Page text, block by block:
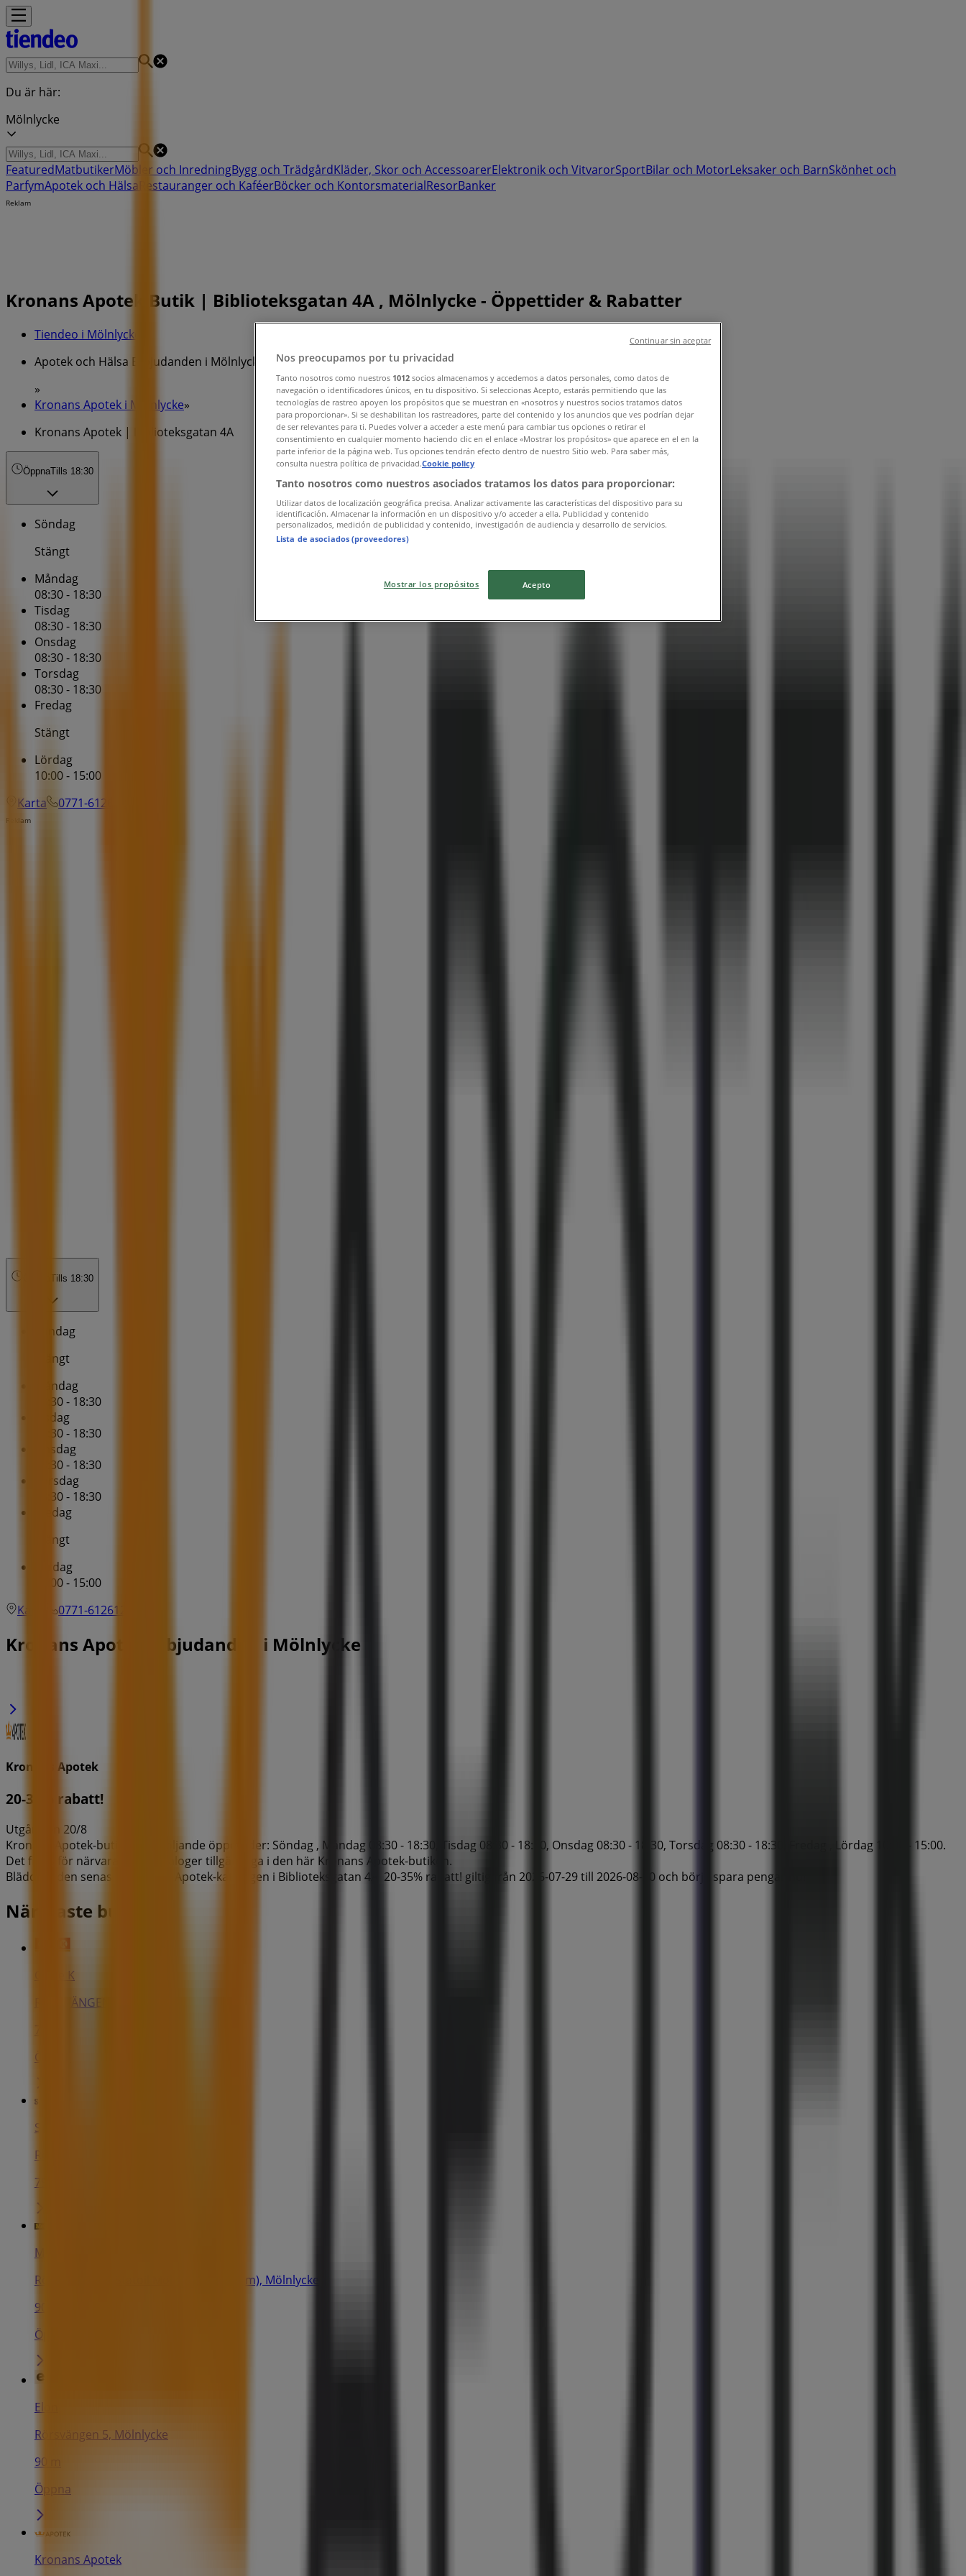
Du är här:
Mölnlycke
FeaturedMatbutikerMöbler och InredningBygg och TrädgårdKläder, Skor och AccessoarerElektronik och VitvarorSportBilar och MotorLeksaker och BarnSkönhet och
ParfymApotek och Hälsa Restauranger och KaféerBöcker och KontorsmaterialResorBanker
Reklam
Kronans Apotek Butik | Biblioteksgatan 4A , Mölnlycke - Öppettider & Rabatter
Tiendeo i Mölnlycke
Apotek och Hälsa Erbjudanden i Mölnlycke
»
Kronans Apotek i Mölnlycke»
Kronans Apotek | Biblioteksgatan 4A
ÖppnaTills 18:30
Söndag
Stängt
Måndag
08:30 - 18:30
Tisdag
08:30 - 18:30
Onsdag
08:30 - 18:30
Torsdag
08:30 - 18:30
Fredag
Stängt
Lördag
10:00 - 15:00
Karta
0771-612612
Reklam
Tills 18:30
Söndag
Stängt
Måndag
08:30 - 18:30
Tisdag
08:30 - 18:30
Onsdag
08:30 - 18:30
Torsdag
08:30 - 18:30
Fredag
Stängt
Lördag
10:00 - 15:00
Karta
0771-612612
Kronans Apotek Erbjudanden i Mölnlycke
Kronans Apotek
20-35% rabatt!
Utgår den 20/8
Kronans Apotek-butiken har följande öppettider: Söndag , Måndag 08:30 - 18:30, Tisdag 08:30 - 18:30, Onsdag 08:30 - 18:30, Torsdag 08:30 - 18:30, Fredag , Lördag 10:00 - 15:00.
Det finns för närvarande 1 kataloger tillgängliga i den här Kronans Apotek-butiken.
Bläddra i den senaste Kronans Apotek-katalogen i Biblioteksgatan 4A 20-35% rabatt! giltig från 2026-07-29 till 2026-08-20 och börja spara pengar nu!
Närmaste butiker
Circle K
RÖRSVÄNGEN 1, Mölnlycke
Öppna
Samsung
Rörsvängen 5, Mölnlycke
79 m
Mekonomen
Rörsvängen 1 (Statoil Mölnlycke centrum), Mölnlycke
90 m
Öppna
Elon
Rörsvängen 5, Mölnlycke
90 m
Öppna
Kronans Apotek
Nos preocupamos por tu privacidad
Tanto nosotros como nuestros 1012 socios almacenamos y accedemos a datos personales, como datos de
navegación o identificadores únicos, en tu dispositivo. Si seleccionas Acepto, estarás permitiendo que las
tecnologías de rastreo apoyen los propósitos que se muestran en «nosotros y nuestros socios tratamos datos
para proporcionar». Si se deshabilitan los rastreadores, parte del contenido y los anuncios que ves podrían dejar
de ser relevantes para ti. Puedes volver a acceder a este menú para cambiar tus opciones o retirar el
consentimiento en cualquier momento haciendo clic en el enlace «Mostrar los propósitos» que aparece en el en la
parte inferior de la página web. Tus opciones tendrán efecto dentro de nuestro Sitio web. Para saber más,
consulta nuestra política de privacidad.Cookie policy
Tanto nosotros como nuestros asociados tratamos los datos para proporcionar:
Utilizar datos de localización geográfica precisa. Analizar activamente las características del dispositivo para su
identificación. Almacenar la información en un dispositivo y/o acceder a ella. Publicidad y contenido
personalizados, medición de publicidad y contenido, investigación de audiencia y desarrollo de servicios.
Lista de asociados (proveedores)
Mostrar los propósitos Acepto
Continuar sin aceptar